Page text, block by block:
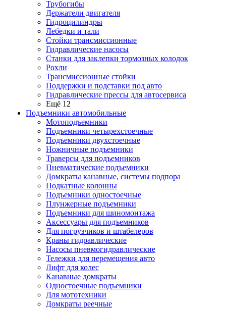
Трубогибы
Держатели двигателя
Гидроцилиндры
Лебедки и тали
Стойки трансмиссионные
Гидравлические насосы
Cтанки для заклепки тормозных колодок
Рохли
Трансмиссионные стойки
Поддержки и подставки под авто
Гидравлические прессы для автосервиса
Ещё 12
Подъемники автомобильные
Мотоподъемники
Подъемники четырехстоечные
Подъемники двухстоечные
Ножничные подъемники
Траверсы для подъемников
Пневматические подъемники
Домкраты канавные, системы подпора
Подкатные колонны
Подъемники одностоечные
Плунжерные подъемники
Подъемники для шиномонтажа
Аксессуары для подъемников
Для погрузчиков и штабелеров
Краны гидравлические
Насосы пневмогидравлические
Тележки для перемещения авто
Лифт для колес
Канавные домкраты
Одностоечные подъемники
Для мототехники
Домкраты реечные